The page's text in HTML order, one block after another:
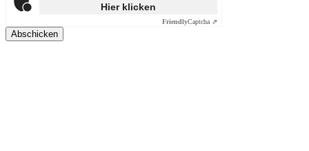
Hier klicken
FriendlyCaptcha ⇗
Abschicken